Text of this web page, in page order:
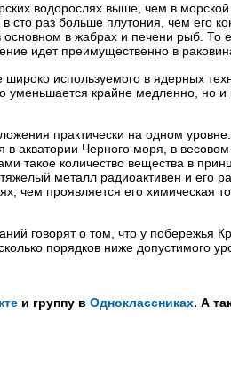
водорослях выше, чем в
раз больше плутония, чем его
в жабрах и печени рыб. То
идет преимущественно в
используемого в ядерных
уменьшается крайне медленно, но
практически на одном
в акватории Черного моря, в
такое количество вещества в
металл радиоактивен и его
чем проявляется его химическая
говорят о том, что у побережья
порядков ниже допустимого
и группу в Одноклассниках. А